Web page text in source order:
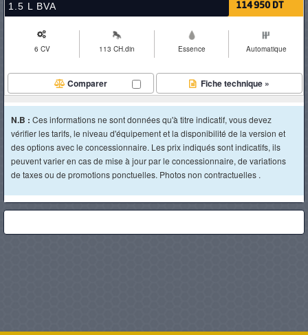
1.5 L BVA 114 950 DT
6 CV 113 CH.din Essence Automatique
Fiche technique »
Comparer
N.B : Ces informations ne sont données qu'à titre indicatif, vous devez
vérifier les tarifs, le niveau d'équipement et la disponibilité de la version et
des options avec le concessionnaire. Les prix indiqués sont indicatifs, ils
peuvent varier en cas de mise à jour par le concessionnaire, de variations
de taxes ou de promotions ponctuelles. Photos non contractuelles .